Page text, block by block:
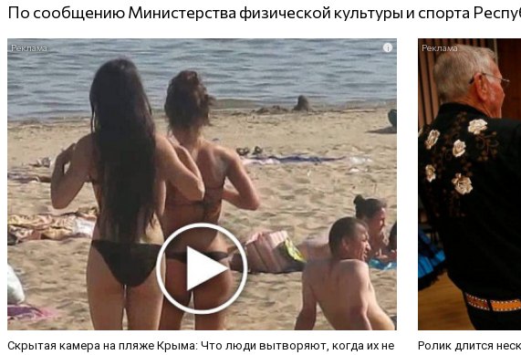
По сообщению Министерства физической культуры и спорта
i
Скрытая камера на пляже Крыма: Что люди вытворяют, когда их не
Ролик длится